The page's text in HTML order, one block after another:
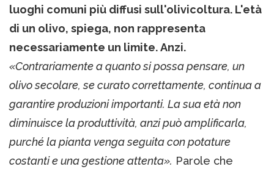
luoghi comuni più diffusi sull'olivicoltura. L'età
di un olivo, spiega, non rappresenta
necessariamente un limite. Anzi.
«Contrariamente a quanto si possa pensare, un
olivo secolare, se curato correttamente, continua a
garantire produzioni importanti. La sua età non
diminuisce la produttività, anzi può amplificarla,
purché la pianta venga seguita con potature
costanti e una gestione attenta». Parole che